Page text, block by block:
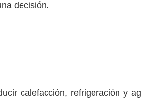
decisión.
calefacción, refrigeración y